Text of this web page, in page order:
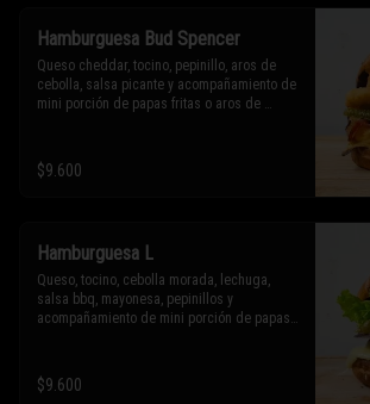
Hamburguesa Bud Spencer
Queso cheddar, tocino, pepinillo, aros de
cebolla, salsa picante y acompañamiento de
mini porción de papas fritas o aros de
* Los ingredientes no son intercambiables.
Sólo puedes solicitar eliminar un
$9.600
Hamburguesa L
Queso, tocino, cebolla morada, lechuga,
salsa bbq, mayonesa, pepinillos y
acompañamiento de mini porción de papas
* Los ingredientes no son intercambiables.
Sólo puedes solicitar eliminar un
$9.600